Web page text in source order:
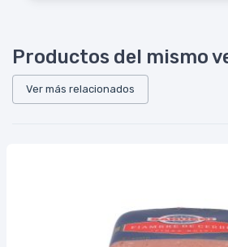
Productos del mismo
Ver más relacionados